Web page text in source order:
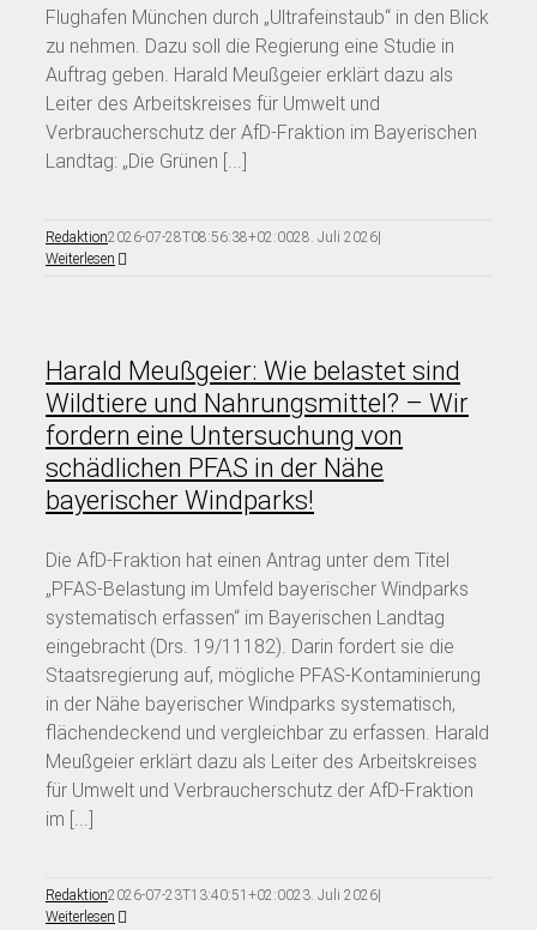
Flughafen München durch „Ultrafeinstaub“ in den Blick
zu nehmen. Dazu soll die Regierung eine Studie in
Auftrag geben. Harald Meußgeier erklärt dazu als
Leiter des Arbeitskreises für Umwelt und
Verbraucherschutz der AfD-Fraktion im Bayerischen
Landtag: „Die Grünen [...]
Redaktion2026-07-28T08:56:38+02:0028. Juli 2026|
Weiterlesen
Harald Meußgeier: Wie belastet sind
Wildtiere und Nahrungsmittel? – Wir
fordern eine Untersuchung von
schädlichen PFAS in der Nähe
bayerischer Windparks!
Die AfD-Fraktion hat einen Antrag unter dem Titel
„PFAS-Belastung im Umfeld bayerischer Windparks
systematisch erfassen“ im Bayerischen Landtag
eingebracht (Drs. 19/11182). Darin fordert sie die
Staatsregierung auf, mögliche PFAS-Kontaminierung
in der Nähe bayerischer Windparks systematisch,
flächendeckend und vergleichbar zu erfassen. Harald
Meußgeier erklärt dazu als Leiter des Arbeitskreises
für Umwelt und Verbraucherschutz der AfD-Fraktion
im [...]
Redaktion2026-07-23T13:40:51+02:0023. Juli 2026|
Weiterlesen